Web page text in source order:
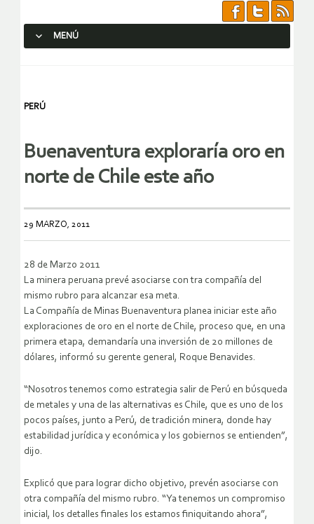
MENÚ
PERÚ
Buenaventura exploraría oro en
norte de Chile este año
29 MARZO, 2011
28 de Marzo 2011
La minera peruana prevé asociarse con tra compañía del
mismo rubro para alcanzar esa meta.
La Compañía de Minas Buenaventura planea iniciar este año
exploraciones de oro en el norte de Chile, proceso que, en una
primera etapa, demandaría una inversión de 20 millones de
dólares, informó su gerente general, Roque Benavides.
“Nosotros tenemos como estrategia salir de Perú en búsqueda
de metales y una de las alternativas es Chile, que es uno de los
pocos países, junto a Perú, de tradición minera, donde hay
estabilidad jurídica y económica y los gobiernos se entienden”,
dijo.
Explicó que para lograr dicho objetivo, prevén asociarse con
otra compañía del mismo rubro. “Ya tenemos un compromiso
inicial, los detalles finales los estamos finiquitando ahora”,